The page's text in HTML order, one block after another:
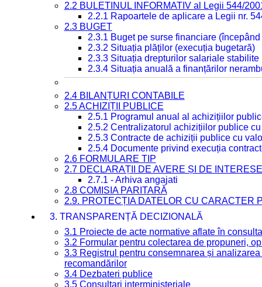
2.2 BULETINUL INFORMATIV al Legii 544/
2.2.1 Rapoartele de aplicare a Legii nr.
2.3 BUGET
2.3.1 Buget pe surse financiare
2.3.2 Situația plăților (execuția bugetară)
2.3.3 Situația drepturilor salariale
2.3.4 Situația anuală a finanțărilor
2.4 BILANȚURI CONTABILE
2.5 ACHIZIȚII PUBLICE
2.5.1 Programul anual al achizițiilor
2.5.2 Centralizatorul achizițiilor publice
2.5.3 Contracte de achiziții publice cu
2.5.4 Documente privind execuția
2.6 FORMULARE TIP
2.7 DECLARAȚII DE AVERE ȘI DE INTERESE
2.7.1 - Arhiva angajati
2.8 COMISIA PARITARĂ
2.9. PROTECȚIA DATELOR CU CARACTER
3. TRANSPARENȚĂ DECIZIONALĂ
3.1 Proiecte de acte normative aflate în
3.2 Formular pentru colectarea de propuneri,
3.3 Registrul pentru consemnarea și
recomandărilor
3.4 Dezbateri publice
3.5 Consultari interministeriale